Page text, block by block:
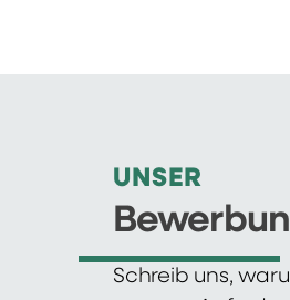
UNSER
Schreib uns,